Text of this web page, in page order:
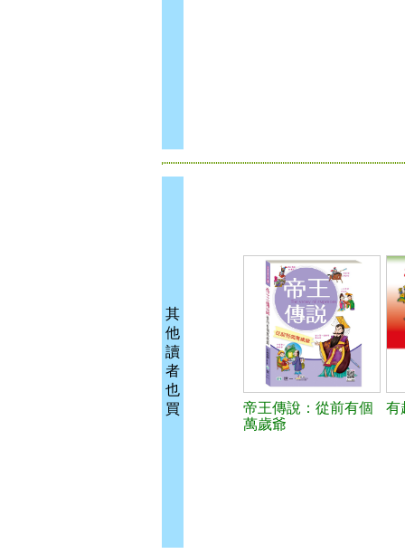
其
他
讀
者
也
買
帝王傳說：從前有個
萬歲爺
有